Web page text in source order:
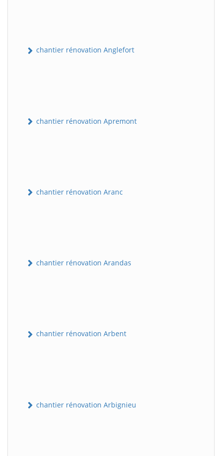
chantier rénovation Anglefort
chantier rénovation Apremont
chantier rénovation Aranc
chantier rénovation Arandas
chantier rénovation Arbent
chantier rénovation Arbignieu